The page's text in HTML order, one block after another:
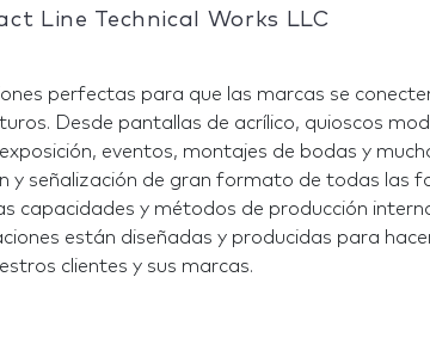
Line Technical Works LLC
perfectas para que las marcas se
Desde pantallas de acrílico, quioscos
eventos, montajes de bodas y
y señalización de gran formato de todas las
capacidades y métodos de producción
están diseñadas y producidas para
clientes y sus marcas.